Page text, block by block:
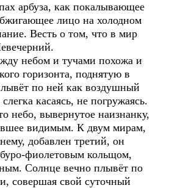
арбуза, как покалывающее
лицо на холодном
Весть о том, что в мир
небом и тучами похожа и
горизонта, поднятую в
по ней как воздушный
касаясь, не погружаясь.
небо, вывернутое наизнанку,
видимым. К двум мирам,
добавлен третий, он
фиолетовым кольщом,
Солнце вечно плывёт по
совершая свой суточный